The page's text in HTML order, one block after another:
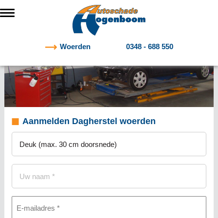
Woerden 0348 - 688 550
Aanmelden Dagherstel woerden
Onderwerp
(Vereist)
Naam
(Vereist)
E-